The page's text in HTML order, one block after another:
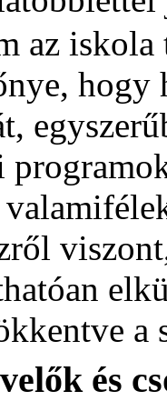
az
hogy
a
és